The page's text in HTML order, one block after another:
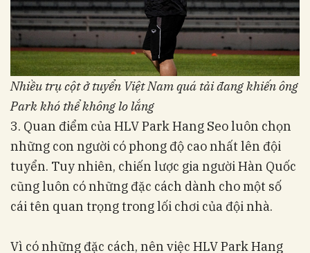
Nhiều trụ cột ở tuyển Việt Nam quá tải đang khiến ông
Park khó thể không lo lắng
3. Quan điểm của HLV Park Hang Seo luôn chọn
những con người có phong độ cao nhất lên đội
tuyển. Tuy nhiên, chiến lược gia người Hàn Quốc
cũng luôn có những đặc cách dành cho một số
cái tên quan trọng trong lối chơi của đội nhà.
Vì có những đặc cách, nên việc HLV Park Hang